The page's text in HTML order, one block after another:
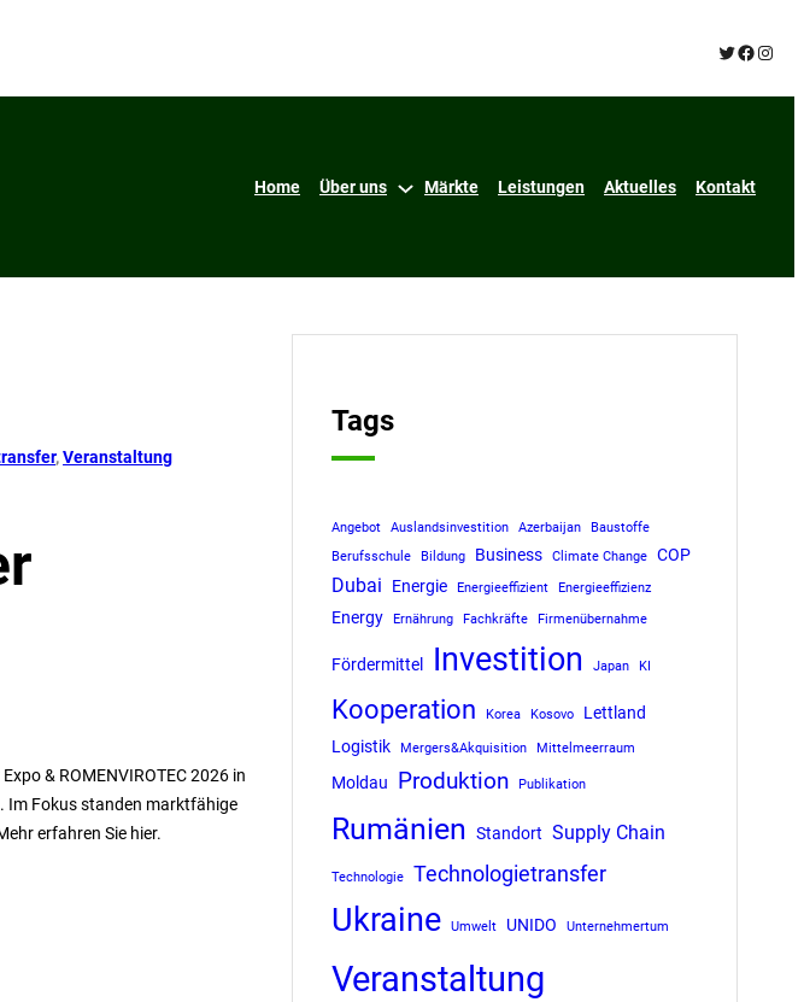
Twitter
Home Über uns Märkte Leistungen Aktuelles Kontakt
, Veranstaltung
& ROMENVIROTEC 2026 in
Im Fokus standen marktfähige
erfahren Sie hier.
Tags
Angebot Auslandsinvestition Azerbaijan
Baustoffe
Berufsschule
Bildung Business Climate Change COP
Dubai Energie Energieeffizient Energieeffizienz
Energy Ernährung Fachkräfte Firmenübernahme
Fördermittel Investition Japan KI
Kooperation Korea Kosovo
Lettland
Logistik
Mergers&Akquisition Mittelmeerraum
Moldau Produktion Publikation
Rumänien Standort Supply Chain
Technologie Technologietransfer
Ukraine Umwelt UNIDO Unternehmertum
Veranstaltung